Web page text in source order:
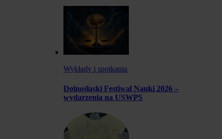
Wykłady i spotkania
Dolnośląski Festiwal Nauki 2026 –
wydarzenia na USWPS